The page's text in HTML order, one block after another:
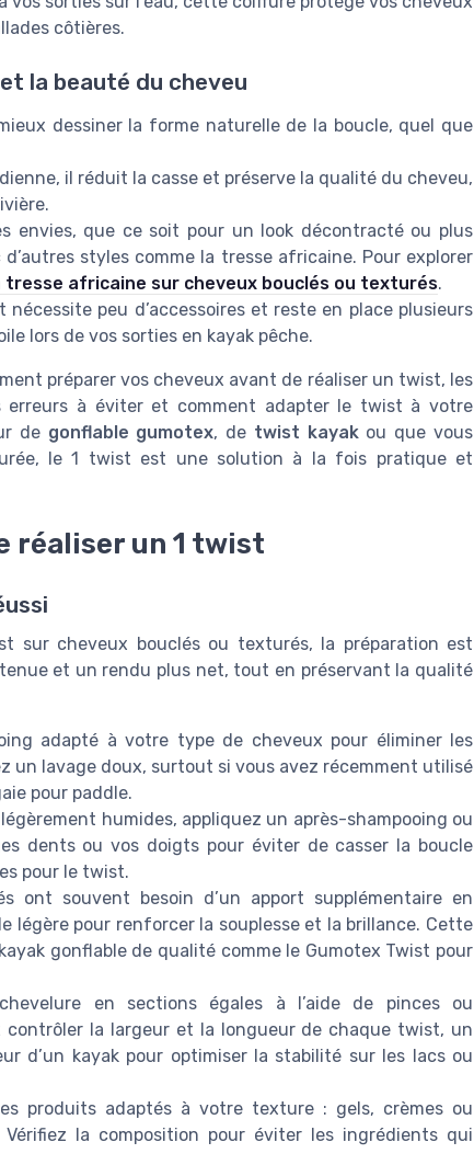
côtières.
la beauté du cheveu
dessiner la forme naturelle de la boucle, quel que
il réduit la casse et préserve la qualité du cheveu,
envies, que ce soit pour un look décontracté ou plus
styles comme la tresse africaine. Pour explorer
tresse africaine sur cheveux bouclés ou texturés.
peu d’accessoires et reste en place plusieurs
lors de vos sorties en kayak pêche.
préparer vos cheveux avant de réaliser un twist, les
erreurs à éviter et comment adapter le twist à votre
de gonflable gumotex, de twist kayakou que vous
le 1 twist est une solution à la fois pratique et
réaliser un 1 twist
sur cheveux bouclés ou texturés, la préparation est
et un rendu plus net, tout en préservant la qualité
adapté à votre type de cheveux pour éliminer les
un lavage doux, surtout si vous avez récemment utilisé
pour paddle.
humides, appliquez un après-shampooing ou
dents ou vos doigts pour éviter de casser la boucle
pour le twist.
ont souvent besoin d’un apport supplémentaire en
légère pour renforcer la souplesse et la brillance. Cette
gonflable de qualité comme le Gumotex Twist pour
en sections égales à l’aide de pinces ou
contrôler la largeur et la longueur de chaque twist, un
d’un kayak pour optimiser la stabilité sur les lacs ou
produits adaptés à votre texture : gels, crèmes ou
la composition pour éviter les ingrédients qui